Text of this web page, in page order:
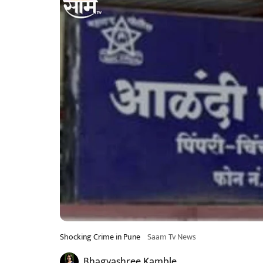
Shocking Crime in Pune Saam Tv News